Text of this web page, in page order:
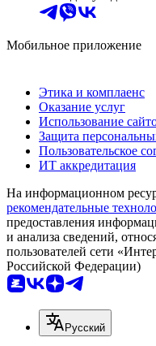
Мобильное приложение
Этика и комплаенс
Оказание услуг
Использование
Защита
Пользовательское
ИТ аккредитация
На информационном
рекомендательные
предоставления
и анализа сведений,
пользователей сети
Российской Федерации)
Русский